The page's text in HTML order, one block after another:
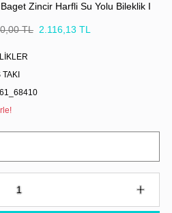
Zincir Harfli Su Yolu Bileklik I
TL 2.116,13 TL